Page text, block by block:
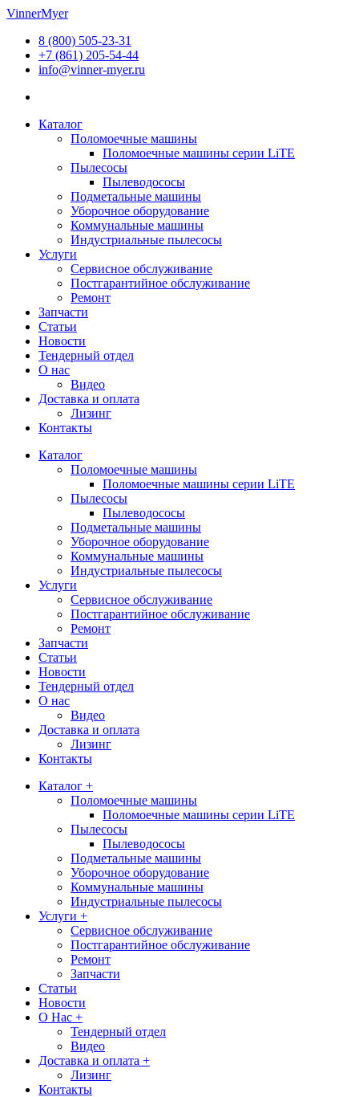
Перейти
содержимому
VinnerMyer
8 (800) 505-23-31
+7 (861) 205-54-44
info@vinner-myer.ru
Каталог
Поломоечные машины
Поломоечные машины серии LiTE
Пылесосы
Пылеводососы
Подметальные машины
Уборочное оборудование
Коммунальные машины
Индустриальные пылесосы
Услуги
Сервисное обслуживание
Постгарантийное обслуживание
Ремонт
Запчасти
Статьи
Новости
Тендерный отдел
О нас
Видео
Доставка и оплата
Лизинг
Контакты
Каталог
Поломоечные машины
Поломоечные машины серии LiTE
Пылесосы
Пылеводососы
Подметальные машины
Уборочное оборудование
Коммунальные машины
Индустриальные пылесосы
Услуги
Сервисное обслуживание
Постгарантийное обслуживание
Ремонт
Запчасти
Статьи
Новости
Тендерный отдел
О нас
Видео
Доставка и оплата
Лизинг
Контакты
Каталог +
Поломоечные машины
Поломоечные машины серии LiTE
Пылесосы
Пылеводососы
Подметальные машины
Уборочное оборудование
Коммунальные машины
Индустриальные пылесосы
Услуги +
Сервисное обслуживание
Постгарантийное обслуживание
Ремонт
Запчасти
Статьи
Новости
О Нас +
Тендерный отдел
Видео
Доставка и оплата +
Лизинг
Контакты